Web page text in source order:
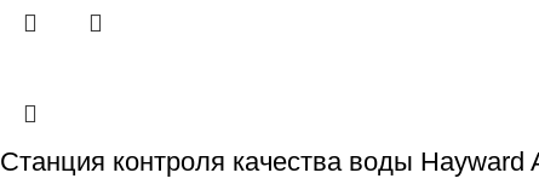
Станция контроля качества воды Hayward